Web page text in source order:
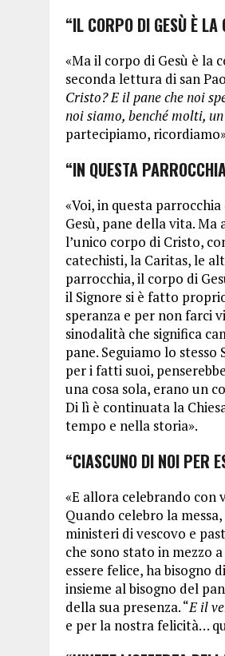
“IL CORPO DI GESÙ È
«Ma il corpo di Gesù è la
seconda lettura di san
Cristo? E il pane che noi
noi siamo, benché molti,
partecipiamo,
“IN QUESTA
«Voi, in questa
Gesù, pane della vita. Ma
l’unico corpo di Cristo,
catechisti, la Caritas, le
parrocchia, il corpo di
il Signore si è fatto
speranza e per non farci
sinodalità che significa
pane. Seguiamo lo
per i fatti suoi,
una cosa sola, erano un
Di lì è continuata la
tempo e nella storia».
“CIASCUNO DI NOI PER
«E allora celebrando con
Quando celebro la
ministeri di vescovo e
che sono stato in mezzo
essere felice, ha bisogno
insieme al bisogno del
della sua presenza. “E il
e per la nostra felicità…